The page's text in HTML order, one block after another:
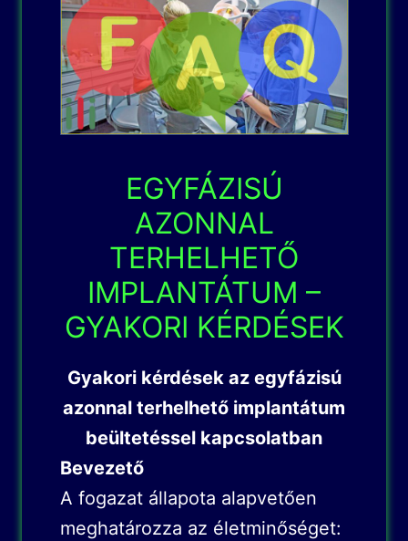
EGYFÁZISÚ
AZONNAL
TERHELHETŐ
IMPLANTÁTUM –
GYAKORI KÉRDÉSEK
Gyakori kérdések az egyfázisú
azonnal terhelhető implantátum
beültetéssel kapcsolatban
Bevezető
A fogazat állapota alapvetően
meghatározza az életminőséget: